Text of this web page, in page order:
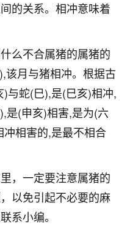
的关系。相冲意味着
么不合属猪的属猪的
该月与猪相冲。根据古
与蛇(巳),是(巳亥)相冲,
是(申亥)相害,是为(六
相害的,是最不相合
，一定要注意属猪的
以免引起不必要的麻
系小编。